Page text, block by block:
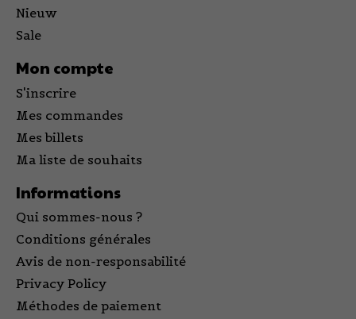
Nieuw
Sale
Mon compte
S'inscrire
Mes commandes
Mes billets
Ma liste de souhaits
Informations
Qui sommes-nous ?
Conditions générales
Avis de non-responsabilité
Privacy Policy
Méthodes de paiement